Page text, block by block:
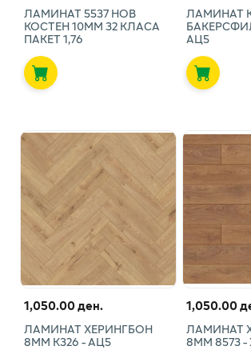
ЛАМИНАТ 5537 НОВ
КОСТЕН 10ММ 32 КЛАСА
ПАКЕТ 1,76
ЛАМИНАТ
АЦ5
1,050.00 ден.
ЛАМИНАТ ХЕРИНГБОН
8ММ К326 - АЦ5
1,050.00
ЛАМИНАТ
8ММ 8573 -